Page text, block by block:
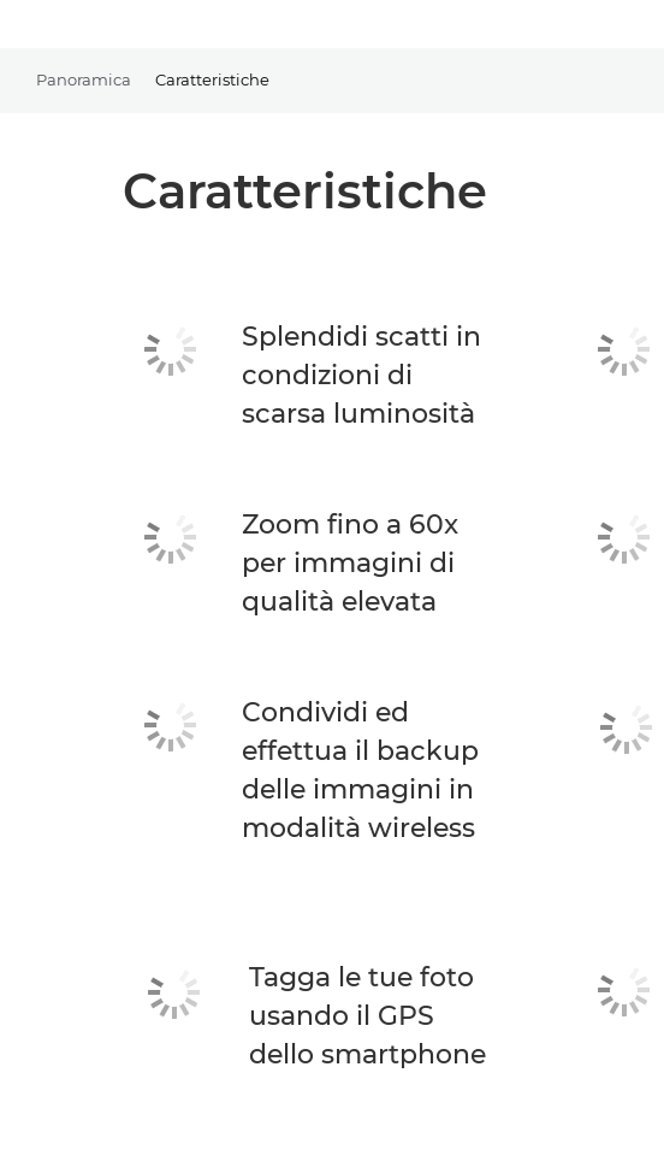
Panoramica Caratteristiche
Caratteristiche
Splendidi scatti in
condizioni di
scarsa luminosità
Zoom fino a 60x
per immagini di
qualità elevata
Condividi ed
effettua il backup
delle immagini in
modalità wireless
Tagga le tue foto
usando il GPS
dello smartphone